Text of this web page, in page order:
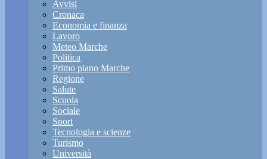
Avvisi
Cronaca
Economia e finanza
Lavoro
Meteo Marche
Politica
Primo piano Marche
Regione
Salute
Scuola
Sociale
Sport
Tecnologia e scienze
Turismo
Università